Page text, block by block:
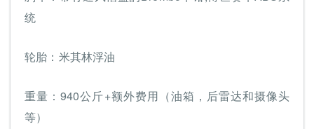
统
轮胎：米其林浮油
重量：940公斤+额外费用（油箱，后雷达和摄像头
等）